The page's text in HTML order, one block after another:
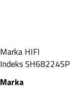
MarkaHIFI
IndeksSH68224SP
Marka